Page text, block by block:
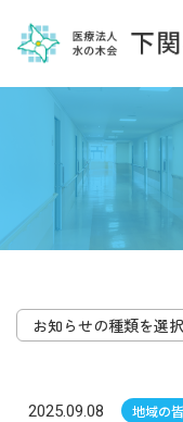
お知らせの種類を選択
2025.09.08 地域の